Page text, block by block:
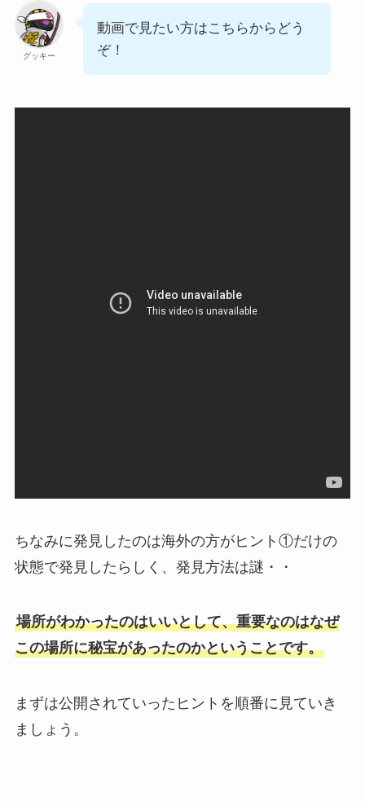
グッキー
動画で見たい方はこちらからどう
ぞ！
ちなみに発見したのは海外の方がヒント①だけの
状態で発見したらしく、発見方法は謎・・
場所がわかったのはいいとして、重要なのはなぜ
この場所に秘宝があったのかということです。
まずは公開されていったヒントを順番に見ていき
ましょう。